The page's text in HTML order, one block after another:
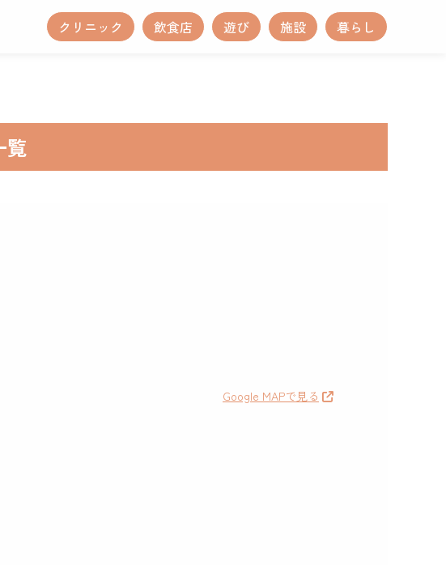
クリニック 飲食店 遊び 施設 暮らし
覧
Google MAPで見る